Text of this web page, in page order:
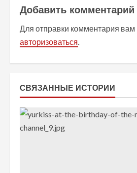
и
т
ь
ч
т
е
Добавить комментарий
Для отправки комментария
авторизоваться.
СВЯЗАННЫЕ ИСТОРИИ